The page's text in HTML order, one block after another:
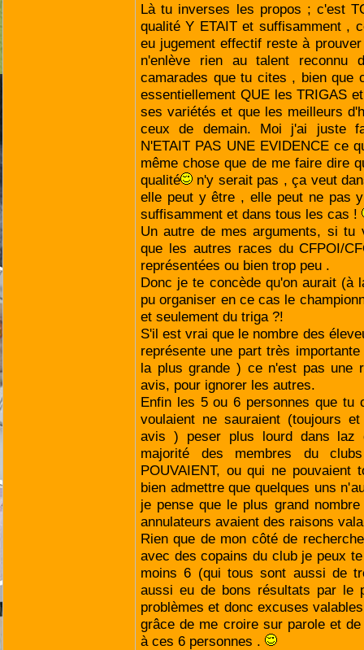
Là tu inverses les propos ; c'est
qualité Y ETAIT et suffisamment ,
eu jugement effectif reste à
n'enlève rien au talent reconnu
camarades que tu cites , bien que
essentiellement QUE les TRIGAS
ses variétés et que les meilleurs
ceux de demain. Moi j'ai juste
N'ETAIT PAS UNE EVIDENCE ce
même chose que de me faire dire
qualité
n'y serait pas , ça veut
elle peut y être , elle peut ne pas
suffisamment et dans tous les cas !
Un autre de mes arguments, si tu
que les autres races du CFPOI/
représentées ou bien trop peu .
Donc je te concède qu'on aurait (à
pu organiser en ce cas le
et seulement du triga ?!
S'il est vrai que le nombre des
représente une part très
la plus grande ) ce n'est pas une
avis, pour ignorer les autres.
Enfin les 5 ou 6 personnes que tu
voulaient ne sauraient (toujours
avis ) peser plus lourd dans laz
majorité des membres du
POUVAIENT, ou qui ne
bien admettre que quelques uns
je pense que le plus grand
annulateurs avaient des raisons
Rien que de mon côté de
avec des copains du club je peux
moins 6 (qui tous sont aussi de
aussi eu de bons résultats par le
problèmes et donc excuses
grâce de me croire sur parole et
à ces 6 personnes .